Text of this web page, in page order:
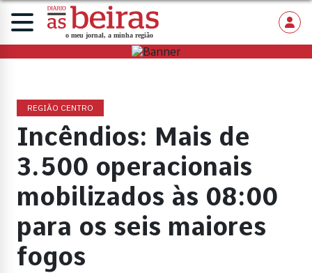
REGIÃO CENTRO
Incêndios: Mais de
3.500 operacionais
mobilizados às 08:00
para os seis maiores
fogos